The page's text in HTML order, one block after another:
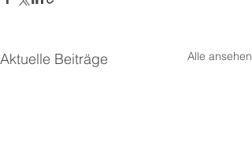
Aktuelle Beiträge Alle ansehen